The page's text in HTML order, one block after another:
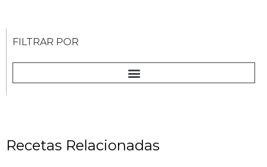
FILTRAR POR
Recetas Relacionadas